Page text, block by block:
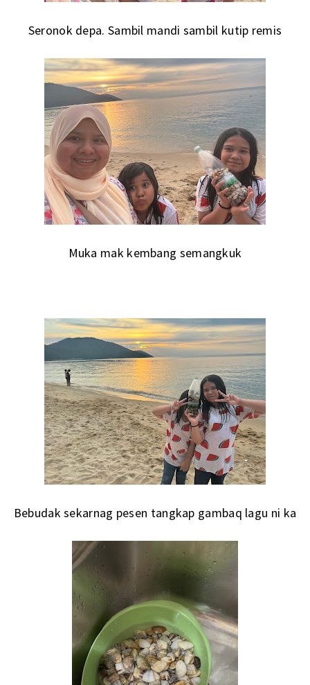
Seronok depa. Sambil mandi sambil kutip remis
Muka mak kembang semangkuk
Bebudak sekarnag pesen tangkap gambaq lagu ni ka